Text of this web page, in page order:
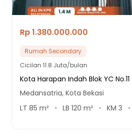
Rp 1.380.000.000
Rumah Secondary
Cicilan 11.8 Juta/bulan
Kota Harapan Indah Blok YC No.11
Medansatria, Kota Bekasi
LT 85 m² LB 120 m² KM 3